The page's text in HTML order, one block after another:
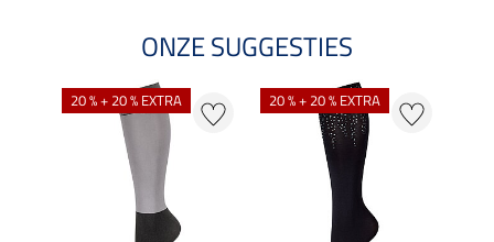
ONZE SUGGESTIES
20 % + 20 % EXTRA 20 % + 20 % EXTRA